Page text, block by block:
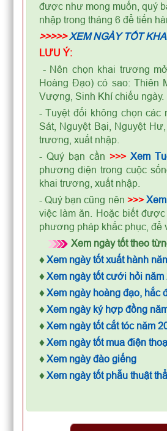
được như mong muốn, quý
nhập trong tháng 6 để tiến
>>>>> XEM NGÀY TỐT
LƯU Ý:
- Nên chọn khai trương
Hoàng Đạo) có sao:
Vượng, Sinh Khí chiếu ngày.
- Tuyệt đối không chọn các
Sát, Nguyệt Bại, Nguyệt
trương, xuất nhập.
- Quý bạn cần>>> Xem
phương diện trong cuộc
khai trương, xuất nhập.
- Quý bạn cũng nên >>>
việc làm ăn. Hoặc biết
phương pháp khắc phục, để
Xem ngày tốt theo
♦ Xem ngày tốt xuất hành
♦ Xem ngày tốt cưới hỏi năm
♦ Xem ngày hoàng đạo, hắc
♦ Xem ngày ký hợp đồng
♦ Xem ngày tốt cắt tóc năm
♦ Xem ngày tốt mua điện
♦ Xem ngày đào giếng
♦ Xem ngày tốt phẫu thuật